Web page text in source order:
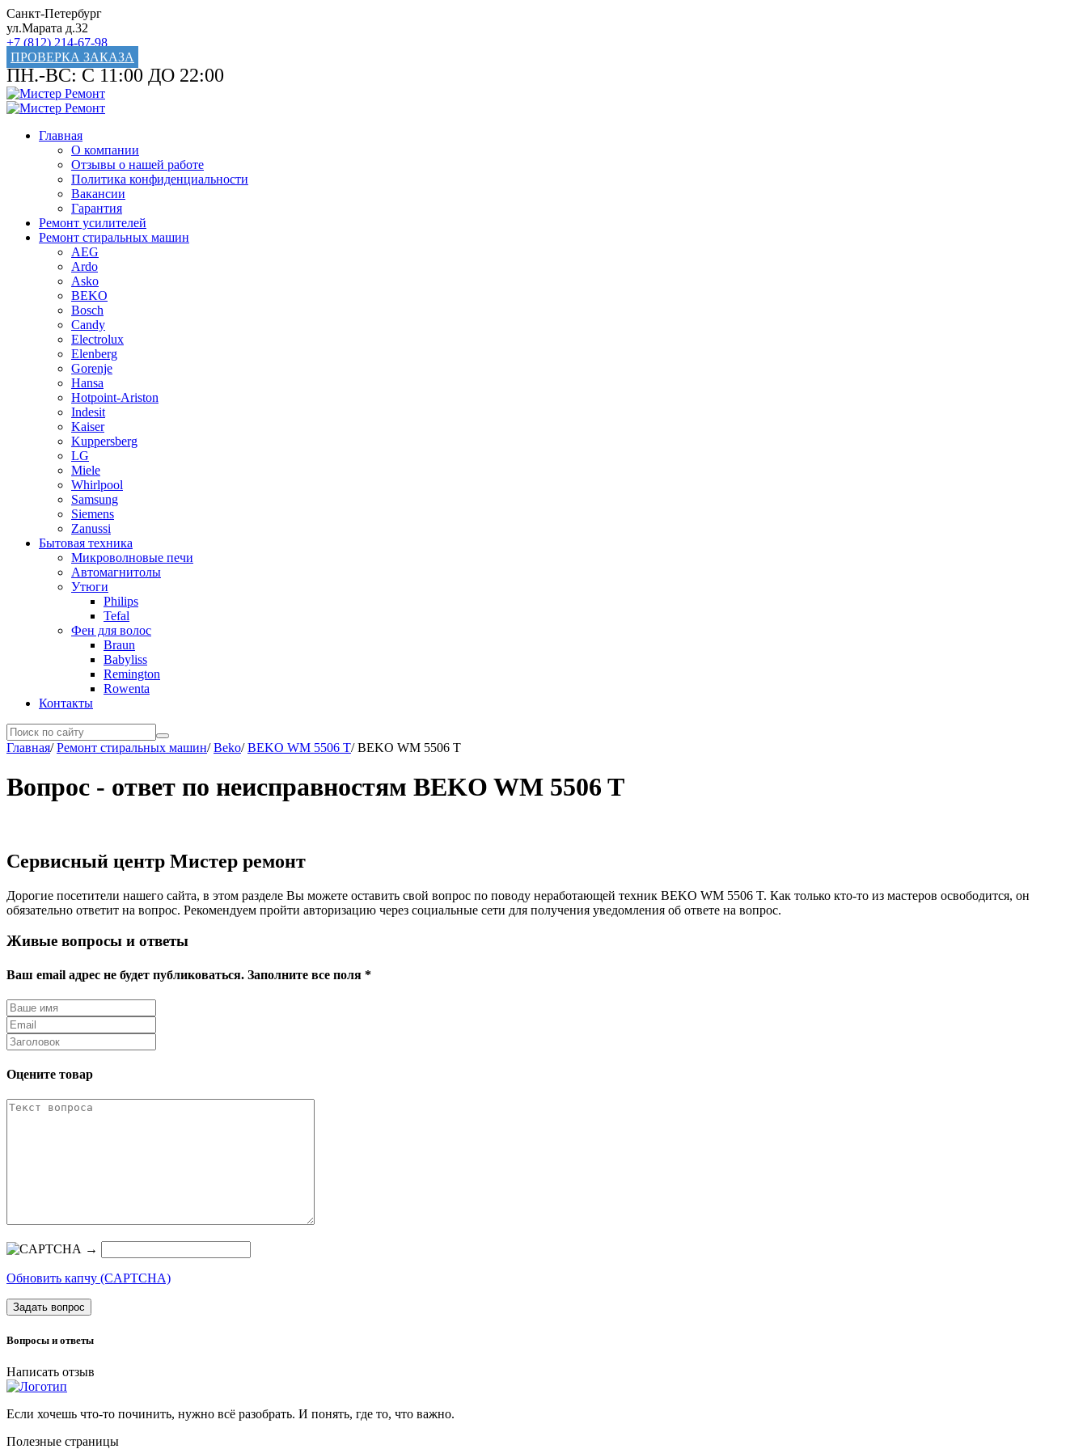
Санкт-Петербург
ул.Марата д.32
+7 (812) 214-67-98
ПРОВЕРКА ЗАКАЗА
ПН.-ВС: С 11:00 ДО 22:00
Главная
О компании
Отзывы о нашей работе
Политика конфиденциальности
Вакансии
Гарантия
Ремонт усилителей
Ремонт стиральных машин
AEG
Ardo
Asko
BEKO
Bosch
Candy
Electrolux
Elenberg
Gorenje
Hansa
Hotpoint-Ariston
Indesit
Kaiser
Kuppersberg
LG
Miele
Whirlpool
Samsung
Siemens
Zanussi
Бытовая техника
Микроволновые печи
Автомагнитолы
Утюги
Philips
Tefal
Фен для волос
Braun
Babyliss
Remington
Rowenta
Контакты
Главная/Ремонт стиральных машин/Beko/BEKO WM 5506 T/BEKO WM 5506 T
Вопрос - ответ по неисправностям BEKO WM 5506 T
Сервисный центр Мистер ремонт
Дорогие посетители нашего сайта, в этом разделе Вы можете оставить свой вопрос по поводу неработающей техник BEKO WM 5506 T. Как только кто-то из мастеров освободится, он
обязательно ответит на вопрос. Рекомендуем пройти авторизацию через социальные сети для получения уведомления об ответе на вопрос.
Живые вопросы и ответы
Ваш email адрес не будет публиковаться. Заполните все поля *
Оцените товар
→
Обновить капчу (CAPTCHA)
Задать вопрос
Вопросы и ответы
Написать отзыв
Если хочешь что-то починить, нужно всё разобрать. И понять, где то, что важно.
Полезные страницы